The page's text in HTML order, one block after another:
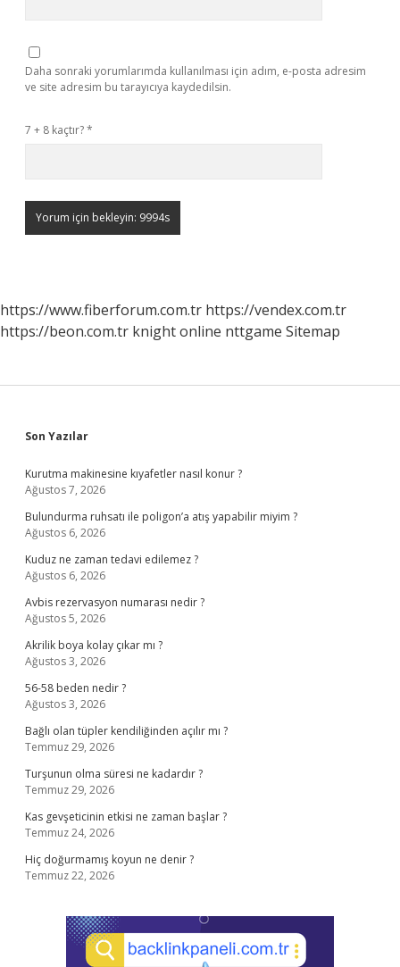
Daha sonraki yorumlarımda kullanılması için adım, e-posta adresim
ve site adresim bu tarayıcıya kaydedilsin.
7 + 8 kaçtır?*
https://www.fiberforum.com.tr https://vendex.com.tr
https://beon.com.tr knight online nttgame Sitemap
Sidebar
Son Yazılar
Kurutma makinesine kıyafetler nasıl konur ?
Ağustos 7, 2026
Bulundurma ruhsatı ile poligon’a atış yapabilir miyim ?
Ağustos 6, 2026
Kuduz ne zaman tedavi edilemez ?
Ağustos 6, 2026
Avbis rezervasyon numarası nedir ?
Ağustos 5, 2026
Akrilik boya kolay çıkar mı ?
Ağustos 3, 2026
56-58 beden nedir ?
Ağustos 3, 2026
Bağlı olan tüpler kendiliğinden açılır mı ?
Temmuz 29, 2026
Turşunun olma süresi ne kadardır ?
Temmuz 29, 2026
Kas gevşeticinin etkisi ne zaman başlar ?
Temmuz 24, 2026
Hiç doğurmamış koyun ne denir ?
Temmuz 22, 2026